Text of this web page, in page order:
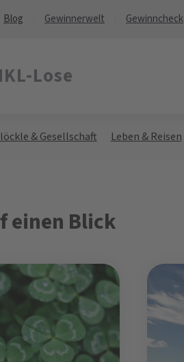
Blog Gewinnerwelt Gewinncheck
Lose
& Gesellschaft Leben & Reisen
einen Blick